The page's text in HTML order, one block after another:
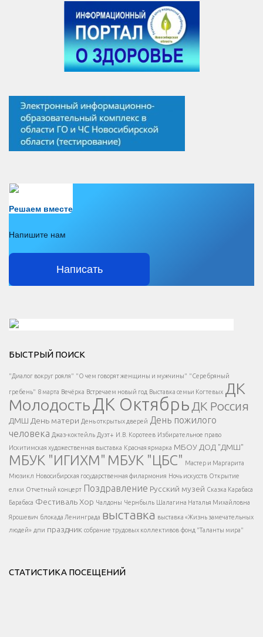
Решаем вместе
Напишите нам
Написать
Есть вопрос?
Напишите нам
</span >
Написать
</button >
</div >
</div > </div >
БЫСТРЫЙ ПОИСК
"Диалог вокруг рояля" "О чем говорят женщины и мужчины" "Серебряный
гребень" 8 марта Вечёрка Встречаем новый год Выставка семьи Когтевых ДК
МолодостьДК Октябрь ДК Россия
ДМШ День матери День открытых дверей День пожилого
человека Джаз-коктейль Дуэт+ И.В. Коротеев Избирательное право
Искитимская художественная выставка Красная ярмарка МБОУ ДОД "ДМШ"
МБУК "ИГИХМ" МБУК "ЦБС" Мастер и Маргарита
Мюзикл Новосибирская государственная филармония Ночь искусств Открытие
елки Отчетный концерт Поздравление Русский музей Сказка Карабаса
Барабаса Фестиваль Хор Чалдоны Чернбыль Шалагина Наталья Михайловна
Ярошевич блокада Ленинграда выставка выставка «Жизнь замечательных
людей» дпи праздник собрание трудовых коллективов фонд "Таланты мира"
СТАТИСТИКА ПОСЕЩЕНИЙ